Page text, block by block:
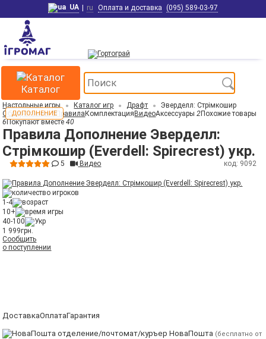
UA | ru Оплата и доставка (095) 589-03-97
Каталог
Настольные игры Каталог игр Драфт
Эверделл: Стрімкошир
ОбзорОтзывы5Правила Комплектация ВидеоАксессуары2 Похожие товары
6Покупают вместе40
Правила Дополнение Эверделл:
Стрімкошир (Everdell: Spirecrest) укр.
5 Видео код: 9092
1-4
10+
40-100
ДОПОЛНЕНИЕ
1 999грн.
Сообщить
о поступлении
ДоставкаОплатаГарантия
отделение/почтомат/куръер НоваПошта (бесплатно от